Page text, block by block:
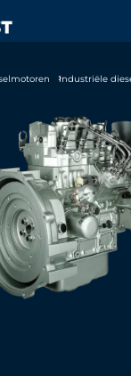
Industriële